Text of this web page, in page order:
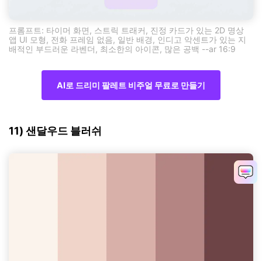
프롬프트: 타이머 화면, 스트릭 트래커, 진정 카드가 있는 2D 명상
앱 UI 모형, 전화 프레임 없음, 일반 배경, 인디고 악센트가 있는 지
배적인 부드러운 라벤더, 최소한의 아이콘, 많은 공백 --ar 16:9
AI로 드리미 팔레트 비주얼 무료로 만들기
11) 샌달우드 블러쉬